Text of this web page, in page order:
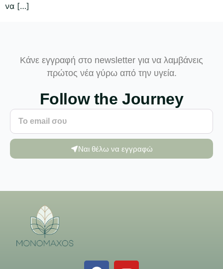
να […]
Κάνε εγγραφή στο newsletter για να λαμβάνεις
πρώτος νέα γύρω από την υγεία.
Follow the Journey
Ναι θέλω να εγγραφώ